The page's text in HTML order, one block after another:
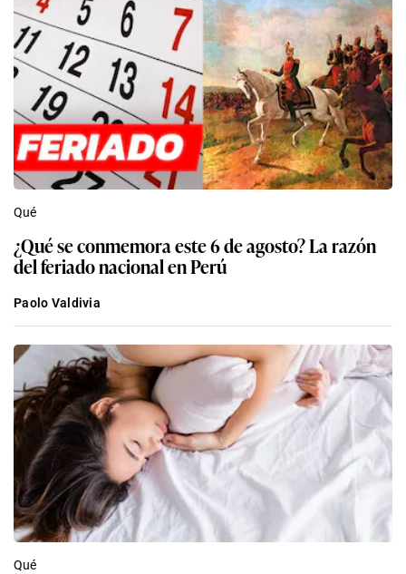
Qué
¿Qué se conmemora este 6 de agosto? La razón
del feriado nacional en Perú
Paolo Valdivia
Qué